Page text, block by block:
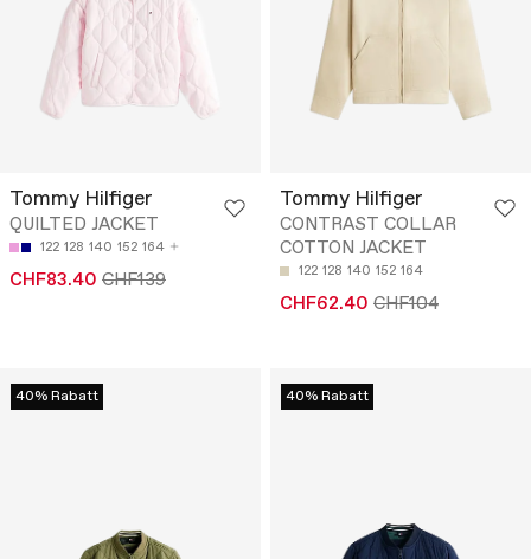
Tommy Hilfiger
QUILTED JACKET
122 128 140 152 164
CHF83.40 CHF139
Tommy Hilfiger
CONTRAST COLLAR
COTTON JACKET
122 128 140 152 164
CHF62.40 CHF104
40% Rabatt 40% Rabatt